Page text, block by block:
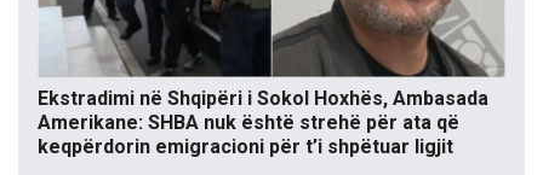
Ekstradimi në Shqipëri i Sokol Hoxhës, Ambasada
Amerikane: SHBA nuk është strehë për ata që
keqpërdorin emigracioni për t’i shpëtuar ligjit